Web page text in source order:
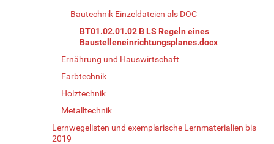
Bautechnik Einzeldateien als DOC
BT01.02.01.02 B LS Regeln eines
Baustelleneinrichtungsplanes.docx
Ernährung und Hauswirtschaft
Farbtechnik
Holztechnik
Metalltechnik
Lernwegelisten und exemplarische Lernmaterialien bis
2019